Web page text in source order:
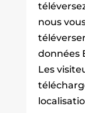
nous
données
Les